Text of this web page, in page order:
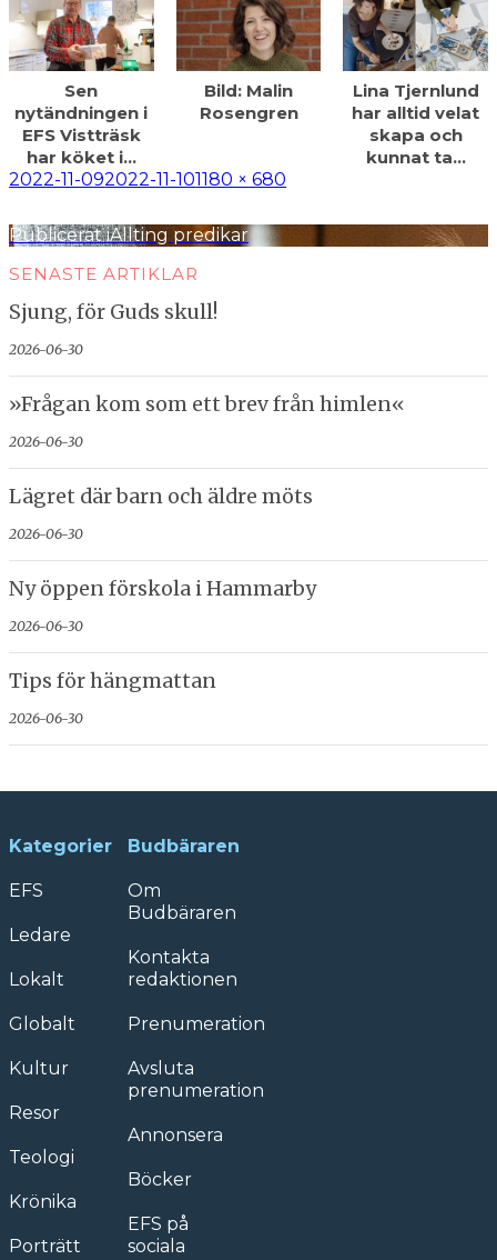
Sen
nytändningen i
EFS Vistträsk
har köket i…
Bild: Malin
Rosengren
Lina Tjernlund
har alltid velat
skapa och
kunnat ta…
Postat
2022-11-092022-11-10Full
1180 × 680
Inläggsnavigering
Publicerat iAllting predikar
SENASTE ARTIKLAR
Sjung, för Guds skull!
2026-06-30
»Frågan kom som ett brev från himlen«
2026-06-30
Lägret där barn och äldre möts
2026-06-30
Ny öppen förskola i Hammarby
2026-06-30
Tips för hängmattan
2026-06-30
Kategorier
EFS
Ledare
Lokalt
Globalt
Kultur
Resor
Teologi
Krönika
Porträtt
Budbäraren
Om
Budbäraren
Kontakta
redaktionen
Prenumeration
Avsluta
prenumeration
Annonsera
Böcker
EFS på
sociala